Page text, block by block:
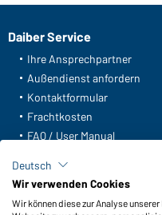
Daiber Service
Ihre Ansprechpartner
Außendienst anfordern
Kontaktformular
Frachtkosten
FAQ / User Manual
Meldeportal nach
Funktionen & Pflege
Deutsch
Wir verwenden Cookies
Wir können diese zur Analyse